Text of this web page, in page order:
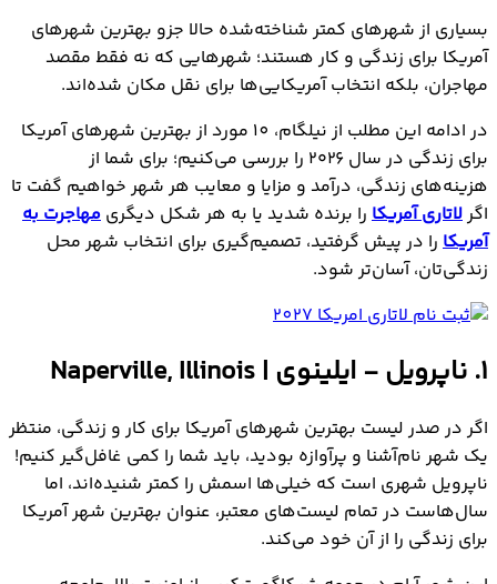
بسیاری از شهرهای کمتر شناخته‌شده حالا جزو بهترین شهرهای
آمریکا برای زندگی و کار هستند؛ شهرهایی که نه فقط مقصد
مهاجران، بلکه انتخاب آمریکایی‌ها برای نقل مکان شده‌اند.
در ادامه این مطلب از نیلگام، 10 مورد از بهترین شهرهای آمریکا
برای زندگی در سال ۲۰۲۶ را بررسی می‌کنیم؛ برای شما از
هزینه‌های زندگی، درآمد و مزایا و معایب هر شهر خواهیم گفت تا
اگرلاتاری آمریکا را برنده شدید یا به هر شکل دیگری مهاجرت به
آمریکا را در پیش گرفتید، تصمیم‌گیری برای انتخاب شهر محل
زندگی‌تان، آسان‌تر شود.
1. ناپرویل - ایلینوی | Naperville, Illinois
اگر در صدر لیست بهترین شهرهای آمریکا برای کار و زندگی، منتظر
یک شهر نام‌آشنا و پرآوازه بودید، باید شما را کمی غافل‌گیر کنیم!
ناپرویل شهری است که خیلی‌ها اسمش را کمتر شنیده‌اند، اما
سال‌هاست در تمام لیست‌های معتبر، عنوان بهترین شهر آمریکا
برای زندگی را از آن خود می‌کند.